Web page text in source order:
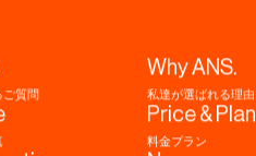
ご質問
Why ANS.
私達が選ばれる理由
Price & Plan
料金プラン